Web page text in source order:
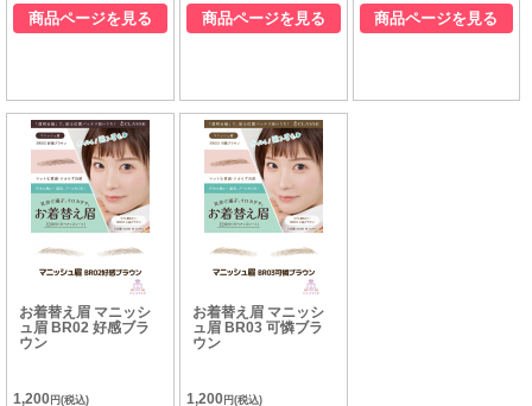
商品ページを見る 商品ページを見る 商品ページを見る
お着替え眉 マニッシ
ュ眉 BR02 好感ブラ
ウン
1,200 円(税込)
お着替え眉 マニッシ
ュ眉 BR03 可憐ブラ
ウン
1,200円(税込)